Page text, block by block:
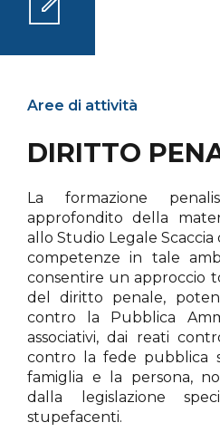
Aree di attività
DIRITTO
La formazione
approfondito della
allo Studio Legale
competenze in tale
consentire un approccio
del diritto penale,
contro la Pubblica
associativi, dai reati
contro la fede pubblica
famiglia e la persona,
dalla legislazione
stupefacenti.